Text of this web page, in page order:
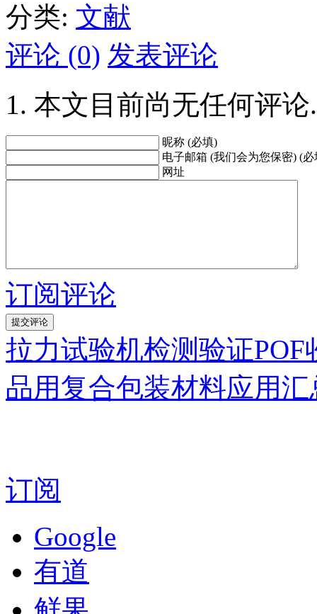
分类: 文献
评论 (0) 发表评论
本文目前尚无任何评论.
昵称 (必填)
电子邮箱 (我们会为您保密) (必
网址
订阅评论
拉力试验机检测验证POF
品用复合包装材料应用汇
订阅
Google
有道